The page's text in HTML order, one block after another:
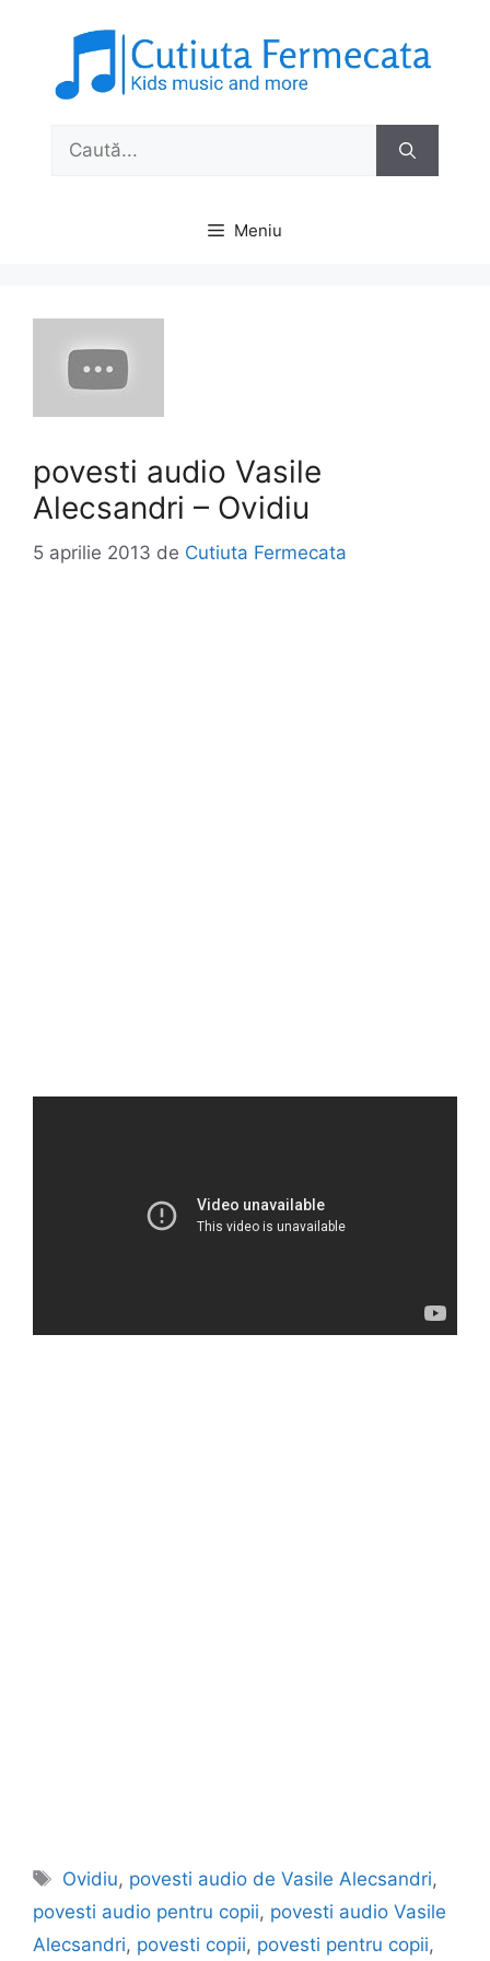
Caută
Meniu
povesti audio Vasile
Alecsandri – Ovidiu
5 aprilie 2013 de Cutiuta Fermecata
Etichete
Ovidiu, povesti audio de Vasile Alecsandri,
povesti audio pentru copii, povesti audio Vasile
Alecsandri, povesti copii, povesti pentru copii,